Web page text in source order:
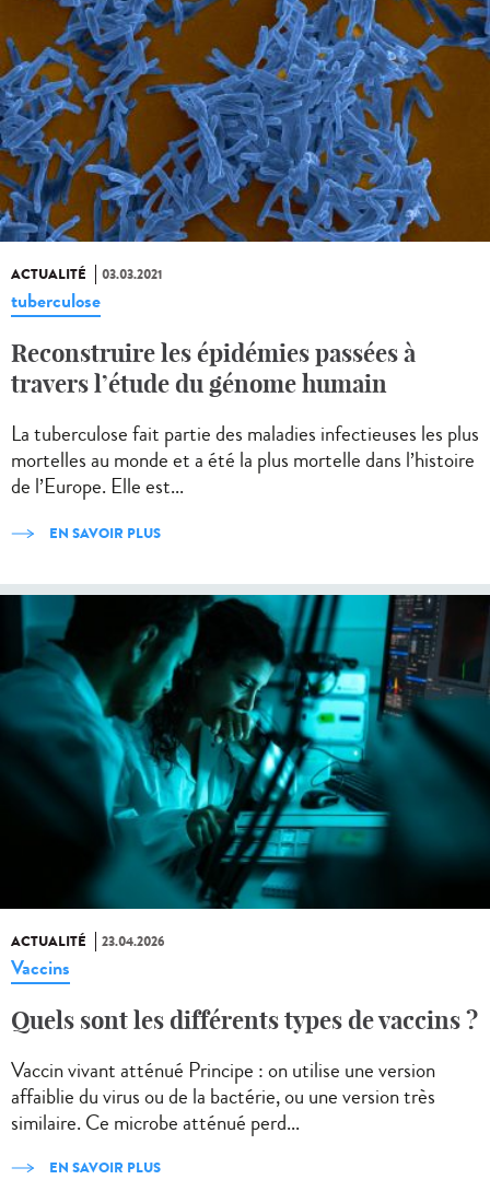
ACTUALITÉ 03.03.2021
tuberculose
Reconstruire les épidémies passées à
travers l’étude du génome humain
La tuberculose fait partie des maladies infectieuses les plus
mortelles au monde et a été la plus mortelle dans l’histoire
de l’Europe. Elle est...
EN SAVOIR PLUS
ACTUALITÉ 23.04.2026
Vaccins
Quels sont les différents types de vaccins ?
Vaccin vivant atténué Principe : on utilise une version
affaiblie du virus ou de la bactérie, ou une version très
similaire. Ce microbe atténué perd...
EN SAVOIR PLUS